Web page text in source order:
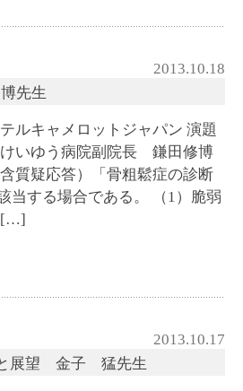
2013.10.18
先生
ルキャメロットジャパン 演題
けいゆう病院副院長 鎌田修博
質疑応答）「骨粗鬆症の診断
当する場合である。 （1）脆弱
[…]
2013.10.17
と展望 金子 猛先生